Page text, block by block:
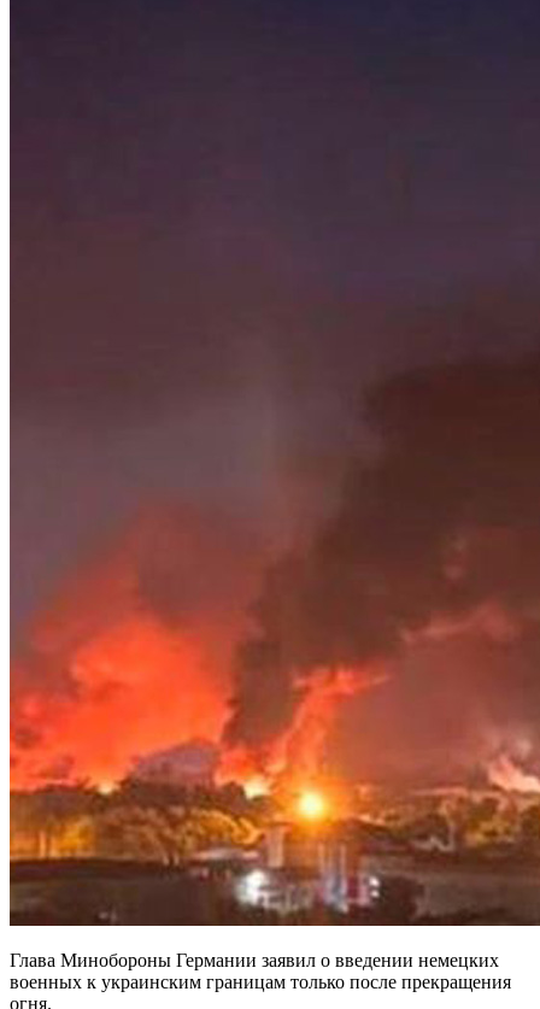
Глава Минобороны Германии заявил о введении немецких
военных к украинским границам только после прекращения
огня.